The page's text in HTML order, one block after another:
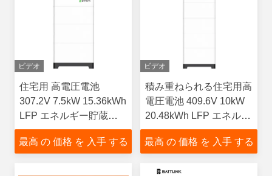
ビデオ
住宅用 高電圧電池
307.2V 7.5kW 15.36kWh
LFP エネルギー貯蔵シ
ステム 積み重ねられる
高効率ESS
最高 の 価格 を 入手 する
ビデオ
積み重ねられる住宅用高
電圧電池 409.6V 10kW
20.48kWh LFP エネルギ
ー貯蔵システム
最高 の 価格 を 入手 する